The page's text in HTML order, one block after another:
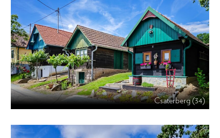
Csaterberg (34)